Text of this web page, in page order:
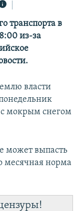
транспорта в
из-за
власти
мокрым снегом
может выпасть
месячная норма